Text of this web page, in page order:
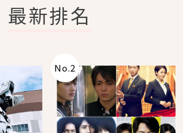
最新排名
No.2